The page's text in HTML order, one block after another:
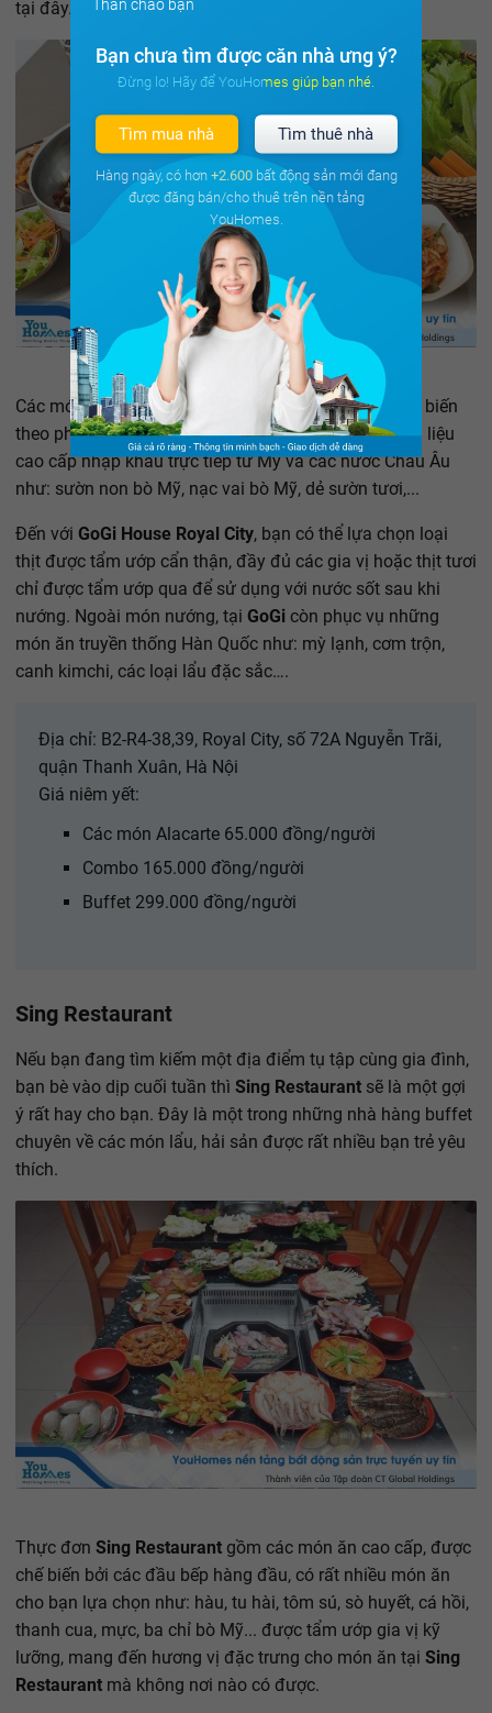
tại đây.
Các món nướng tạiGoGi House Royal Cityđược chế biến
theo phong cách của xứ sở kim chi từ những nguyên liệu
cao cấp nhập khẩu trực tiếp từ Mỹ và các nước Châu Âu
như: sườn non bò Mỹ, nạc vai bò Mỹ, dẻ sườn tươi,...
Đến với GoGi House Royal City, bạn có thể lựa chọn loại
thịt được tẩm ướp cẩn thận, đầy đủ các gia vị hoặc thịt tươi
chỉ được tẩm ướp qua để sử dụng với nước sốt sau khi
nướng. Ngoài món nướng, tại GoGi còn phục vụ những
món ăn truyền thống Hàn Quốc như: mỳ lạnh, cơm trộn,
canh kimchi, các loại lẩu đặc sắc….
Địa chỉ: B2-R4-38,39, Royal City, số 72A Nguyễn Trãi,
quận Thanh Xuân, Hà Nội
Giá niêm yết:
Các món Alacarte 65.000 đồng/người
Combo 165.000 đồng/người
Buffet 299.000 đồng/người
Sing Restaurant
Nếu bạn đang tìm kiếm một địa điểm tụ tập cùng gia đình,
bạn bè vào dịp cuối tuần thì Sing Restaurant sẽ là một gợi
ý rất hay cho bạn. Đây là một trong những nhà hàng buffet
chuyên về các món lẩu, hải sản được rất nhiều bạn trẻ yêu
thích.
Thực đơn Sing Restaurant gồm các món ăn cao cấp, được
chế biến bởi các đầu bếp hàng đầu, có rất nhiều món ăn
cho bạn lựa chọn như: hàu, tu hài, tôm sú, sò huyết, cá hồi,
thanh cua, mực, ba chỉ bò Mỹ... được tẩm ướp gia vị kỹ
lưỡng, mang đến hương vị đặc trưng cho món ăn tại Sing
Restaurant mà không nơi nào có được.
Bạn chưa tìm được căn nhà ưng ý?
Đừng lo! Hãy để YouHomes giúp bạn nhé.
Tìm mua nhà Tìm thuê nhà
Hàng ngày, có hơn +2.600bất động sản mới đang
được đăng bán/cho thuê trên nền tảng
YouHomes.